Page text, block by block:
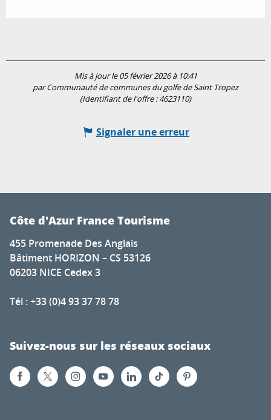
Mis à jour le 05 février 2026 à 10:41
par Communauté de communes du golfe de Saint Tropez
(Identifiant de l'offre :4623110)
Signaler une erreur
Côte d'Azur France Tourisme
455 Promenade Des Anglais
Bâtiment HORIZON – CS 53126
06203 NICE Cedex 3
Tél : +33 (0)4 93 37 78 78
Suivez-nous sur les réseaux sociaux